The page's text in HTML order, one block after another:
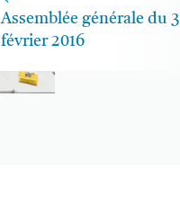
Assemblée générale du 3
février 2016